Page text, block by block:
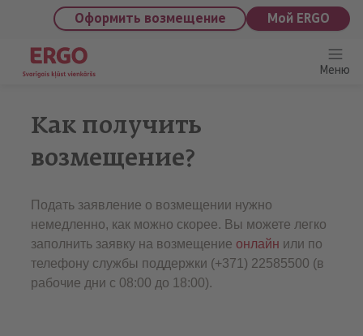
saturu
Оформить возмещение Мой ERGO
Меню
Kак получить
возмещение?
Подать заявление о возмещении нужно
немедленно, как можно скорее. Вы можете легко
заполнить заявку на возмещение онлайн или по
телефону службы поддержки (+371) 22585500 (в
рабочие дни с 08:00 до 18:00).